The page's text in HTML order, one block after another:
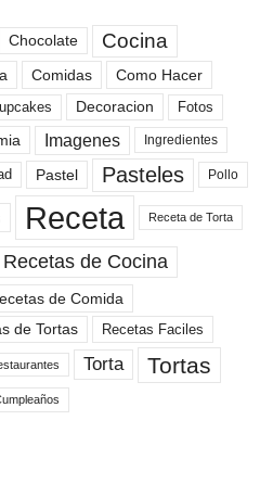
Chocolate Cocina
Comidas Como Hacer
Decoracion Fotos
Imagenes Ingredientes
Pastel Pasteles Pollo
Receta Receta de Torta
Recetas de Cocina
de Comida
de Tortas Recetas Faciles
Torta Tortas